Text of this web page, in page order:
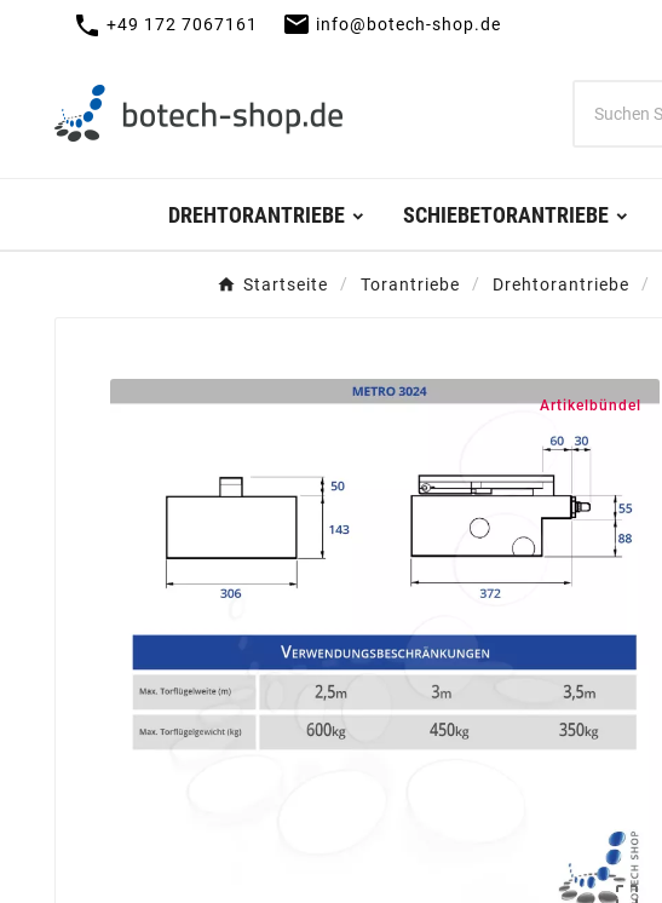
call +49 172 7067161 mail info@botech-shop.de
DREHTORANTRIEBE SCHIEBETORANTRIEBE
Startseite Torantriebe Drehtorantriebe
Artikelbündel
